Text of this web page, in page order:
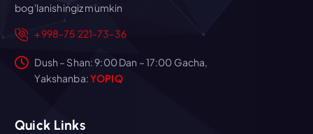
bog'lanishingiz mumkin
+998-75 221-73-36
Dush – Shan: 9:00 Dan – 17:00 Gacha,
Yakshanba:YOPIQ
Quick Links